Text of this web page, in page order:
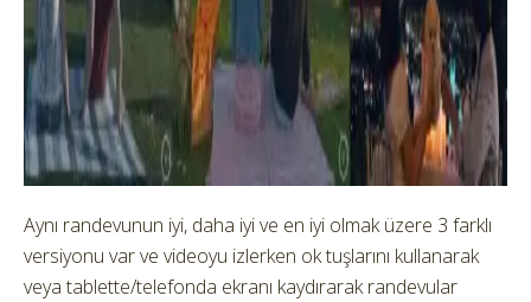
Aynı randevunun iyi, daha iyi ve en iyi olmak üzere 3 farklı
versiyonu var ve videoyu izlerken ok tuşlarını kullanarak
veya tablette/telefonda ekranı kaydırarak randevular